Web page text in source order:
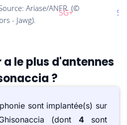
le plus d'antennes
?
sont implantée(s) sur
(dont 4sont